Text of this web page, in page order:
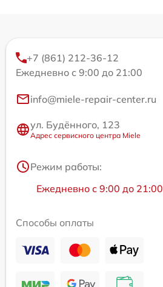
+7 (861) 212-36-12
Ежедневно с 9:00 до 21:00
info@miele-repair-center.ru
ул. Будённого, 123
Адрес сервисного центра Miele
Режим работы:
Ежедневно с 9:00 до 21:00
Способы оплаты